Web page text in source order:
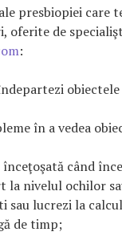
presbiopiei care
oferite de
:
în a vedea
înceţoşată când
la nivelul ochilor
sau lucrezi la
de timp;